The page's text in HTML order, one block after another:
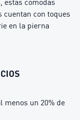
cuentan con toques
en la pierna
menos un 20% de